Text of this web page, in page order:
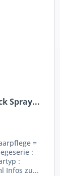
Spray...
=
:
:
Infos zu...